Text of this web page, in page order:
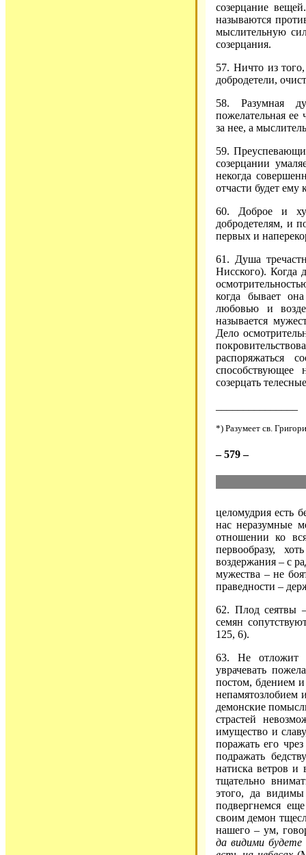
созерцание
называются
мыслительную
созерцания.
57. Ничто из
добродетели,
58. Разумная
пожелательная ее
за нее, а
59.
созерцании
некогда
отчасти будет ему
60. Доброе и
добродетелям, и
первых и
61. Душа
Нисского). Когда
когда бывает
любовью и
называется
Дело
распоряжаться
созерцать
*) Разумеет св.
– 579 –
целомудрия есть
нас неразумные
отношении ко
первообразу,
воздержания – с
мужества – не
праведности –
62. Плод сеятвы
семян
125, 6).
63. Не отложит
уврачевать
постом, бдением
непамятозлобием
демонские
страстей
имущество и
поражать его
подражать
натиска ветров
тщательно
этого, да
подвергнемся
своим демон
нашего – ум,
да видими